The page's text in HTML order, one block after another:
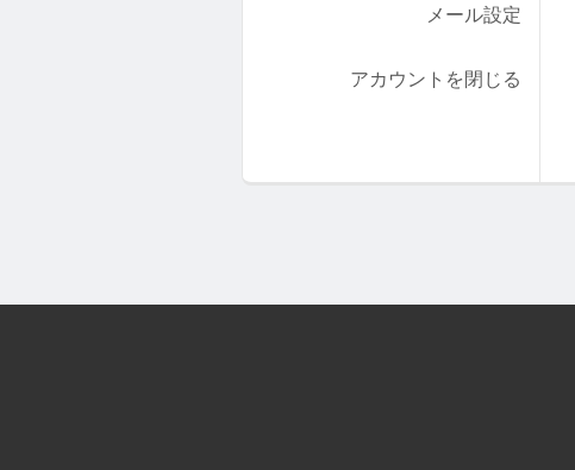
メール設定
アカウントを閉じる